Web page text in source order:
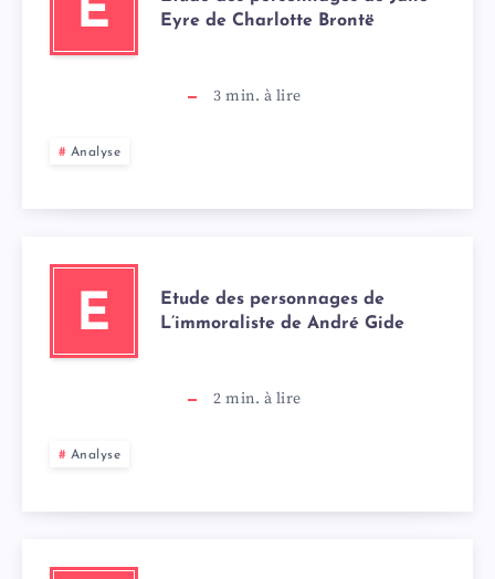
o
E
Eyre de Charlotte Brontë
3 min. à lire
Analyse
E
Etude des personnages de
L’immoraliste de André Gide
2 min. à lire
Analyse